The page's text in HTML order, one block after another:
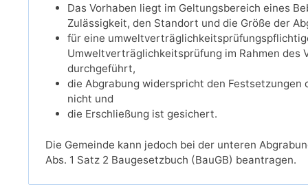
Das Vorhaben liegt im Geltungsbereich eines
Zulässigkeit, den Standort und die Größe der
für eine
Umweltverträglichkeitsprüfung im Rahmen des
durchgeführt,
die Abgrabung widerspricht den
nicht und
die Erschließung ist gesichert.
Die Gemeinde kann jedoch bei der unteren
Abs. 1 Satz 2 Baugesetzbuch (BauGB) beantragen.